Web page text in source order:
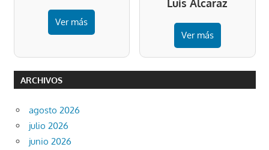
Ver más
Luis Alcaraz
Ver más
ARCHIVOS
agosto 2026
julio 2026
junio 2026